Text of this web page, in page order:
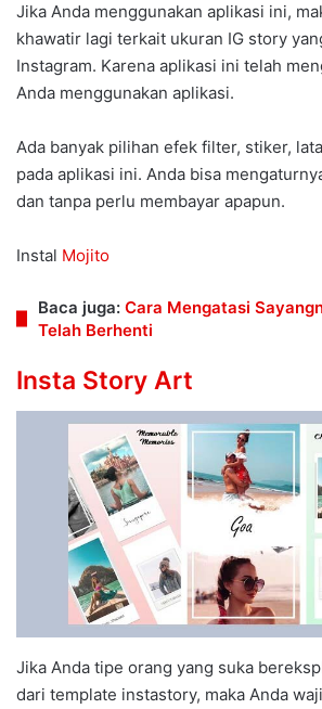
Jika Anda menggunakan aplikasi ini,
khawatir lagi terkait ukuran IG story
Instagram. Karena aplikasi ini telah
Anda menggunakan aplikasi.
Ada banyak pilihan efek filter, stiker,
pada aplikasi ini. Anda bisa
dan tanpa perlu membayar apapun.
Instal Mojito
Baca juga: Cara Mengatasi
Telah Berhenti
Insta Story Art
Jika Anda tipe orang yang suka
dari template instastory, maka Anda